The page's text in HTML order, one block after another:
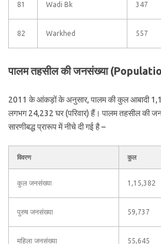
81 Wadi Bk 347
82 Warkhed 557
पालम तहसील की जनसंख्या
2011 के आंकड़ों के अनुसार, पालम की कुल आबादी
लगभग 24,232 घर (परिवार) हैं। पालम तहसील की
सारणीबद्ध प्रारूप में नीचे दी गई है –
विवरण कुल
कुल जनसंख्या 1,15,382
पुरुष जनसंख्या 59,737
महिला जनसंख्या 55,645